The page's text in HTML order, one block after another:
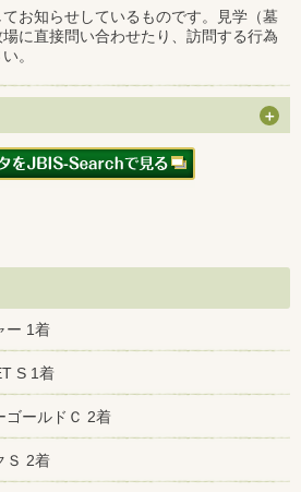
お知らせしているものです。見学（墓
に直接問い合わせたり、訪問する行為
。
ー 1着
S 1着
ゴールドＣ 2着
Ｓ 2着